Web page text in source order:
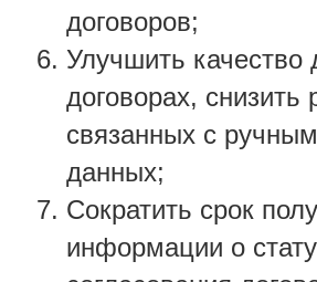
договоров;
Улучшить качество
договорах, снизить
связанных с
данных;
Сократить срок
информации о